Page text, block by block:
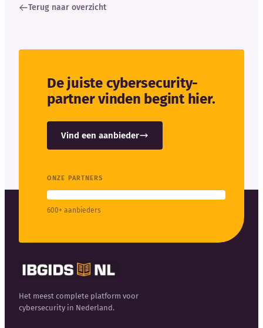
Terug naar overzicht
De juiste cybersecurity-
partner vinden begint hier.
Vind een aanbieder
ONZE PARTNERS
600+ aanbieders
Het meest complete platform voor
cybersecurity in Nederland.